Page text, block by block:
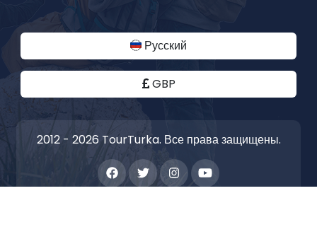
Русский
GBP
2012 - 2026 TourTurka. Все права защищены.